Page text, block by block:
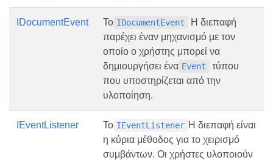
IDocumentEvent Το IDocumentEvent
Η διεπαφή
παρέχει έναν μηχανισμό με τον
οποίο ο χρήστης μπορεί να
δημιουργήσει ένα Event
τύπου
που υποστηρίζεται από την
υλοποίηση.
IEventListener Το IEventListener Η διεπαφή είναι
η κύρια μέθοδος για το χειρισμό
συμβάντων. Οι χρήστες υλοποιούν